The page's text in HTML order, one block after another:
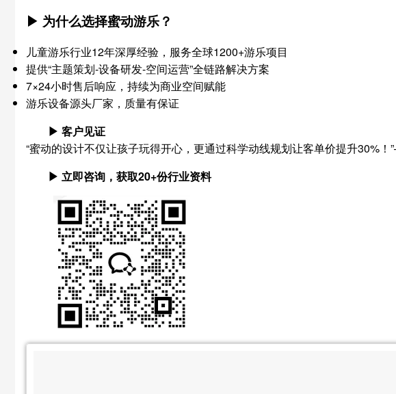
▶ 为什么选择蜜动游乐？
儿童游乐行业12年深厚经验，服务全球1200+游乐项目
提供“主题策划-设备研发-空间运营”全链路解决方案
7×24小时售后响应，持续为商业空间赋能
游乐设备源头厂家，质量有保证
▶ 客户见证
“蜜动的设计不仅让孩子玩得开心，更通过科学动线规划让客单价提升30%
▶ 立即咨询，获取20+份行业资料